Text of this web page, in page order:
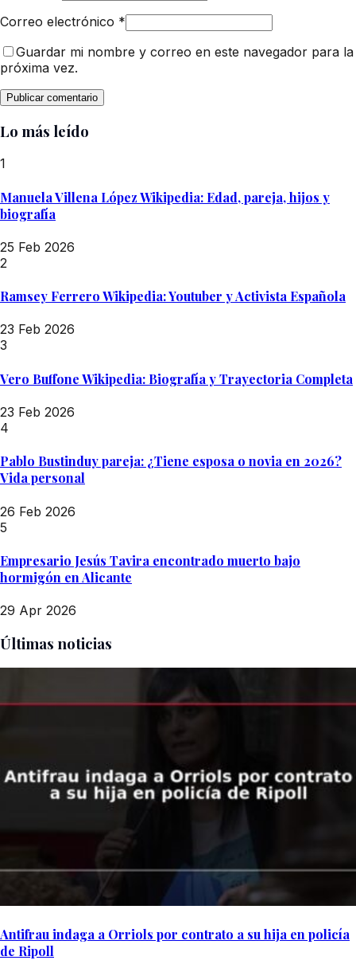
Correo electrónico *
Guardar mi nombre y correo en este navegador para la
próxima vez.
Lo más leído
1
Manuela Villena López Wikipedia: Edad, pareja, hijos y
biografía
25 Feb 2026
2
Ramsey Ferrero Wikipedia: Youtuber y Activista Española
23 Feb 2026
3
Vero Buffone Wikipedia: Biografía y Trayectoria Completa
23 Feb 2026
4
Pablo Bustinduy pareja: ¿Tiene esposa o novia en 2026?
Vida personal
26 Feb 2026
5
Empresario Jesús Tavira encontrado muerto bajo
hormigón en Alicante
29 Apr 2026
Últimas noticias
Antifrau indaga a Orriols por contrato a su hija en policía
de Ripoll